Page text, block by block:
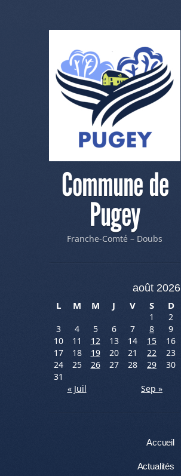
Commune de
Pugey
Franche-Comté – Doubs
août 2026
L
M M J V S D
1
2
3
4 5 6 7 8
9
10
11 12 13 14 15
16
17
18 19 20 21 22
23
24
25 26 27 28 29
30
31
« Juil
Sep »
Accueil
Actualités